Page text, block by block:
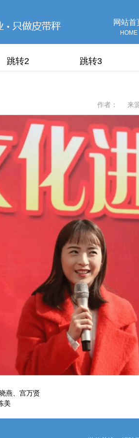
网站首
HOME
跳转2 跳转3
作者： 来
燕、宫万贤
美